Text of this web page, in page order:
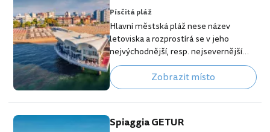
Písčitá pláž
Hlavní městská pláž nese název
letoviska a rozprostírá se v jeho
nejvýchodnější, resp. nejsevernější
části. Celkem měří pláž Lignano
Sabbiadoro kolem 4 km. [btn "10
nejlepších hotelů v Lignanu"
https://www.booking.com/city/it/lign
ano-sabbiadoro.cs.html?
aid=355333;label=p-lignano-spiaggia]
Zobrazit místo
Spiaggia GETUR